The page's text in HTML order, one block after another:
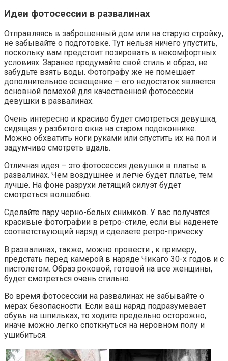
Идеи фотосессии в развалинах
Отправляясь в заброшенный дом или на старую стройку,
не забывайте о подготовке. Тут нельзя ничего упустить,
поскольку вам предстоит позировать в некомфортных
условиях. Заранее продумайте свой стиль и образ, не
забудьте взять воды. Фотографу же не помешает
дополнительное освещение – его недостаток является
основной помехой для качественной фотосессии
девушки в развалинах.
Очень интересно и красиво будет смотреться девушка,
сидящая у разбитого окна на старом подоконнике.
Можно обхватить ноги руками или спустить их на пол и
задумчиво смотреть вдаль.
Отличная идея – это фотосессия девушки в платье в
развалинах. Чем воздушнее и легче будет платье, тем
лучше. На фоне разрухи летящий силуэт будет
смотреться волшебно.
Сделайте пару черно-белых снимков. У вас получатся
красивые фотографии в ретро-стиле, если вы наденете
соответствующий наряд и сделаете ретро-прическу.
В развалинах, также, можно провести , к примеру,
предстать перед камерой в наряде Чикаго 30-х годов и с
пистолетом. Образ роковой, готовой на все женщины,
будет смотреться очень стильно.
Во время фотосессии на развалинах не забывайте о
мерах безопасности. Если ваш наряд подразумевает
обувь на шпильках, то ходите предельно осторожно,
иначе можно легко споткнуться на неровном полу и
ушибиться.